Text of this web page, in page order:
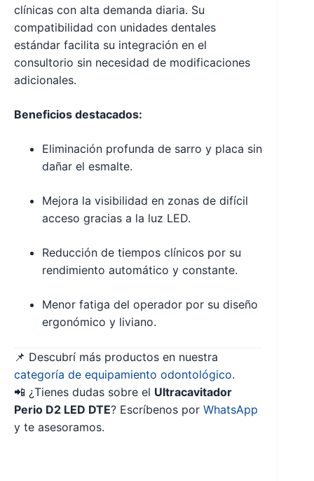
clínicas con alta demanda diaria. Su
compatibilidad con unidades dentales
estándar facilita su integración en el
consultorio sin necesidad de modificaciones
adicionales.
Beneficios destacados:
Eliminación profunda de sarro y placa sin
dañar el esmalte.
Mejora la visibilidad en zonas de difícil
acceso gracias a la luz LED.
Reducción de tiempos clínicos por su
rendimiento automático y constante.
Menor fatiga del operador por su diseño
ergonómico y liviano.
📌 Descubrí más productos en nuestra
categoría de equipamiento odontológico.
📲 ¿Tienes dudas sobre el Ultracavitador
Perio D2 LED DTE? Escríbenos por WhatsApp
y te asesoramos.